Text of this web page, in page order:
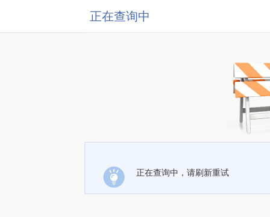
正在查询中
正在查询中，请刷新重试